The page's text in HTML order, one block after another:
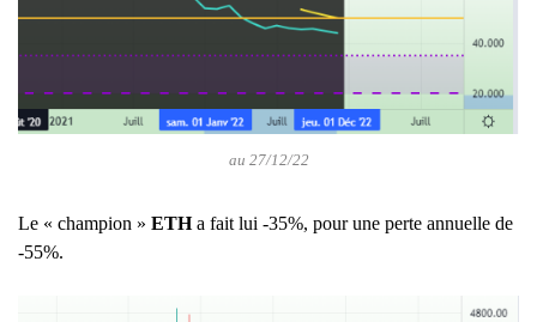
au 27/12/22
Le « champion » ETHa fait lui -35%, pour une perte annuelle de
-55%.